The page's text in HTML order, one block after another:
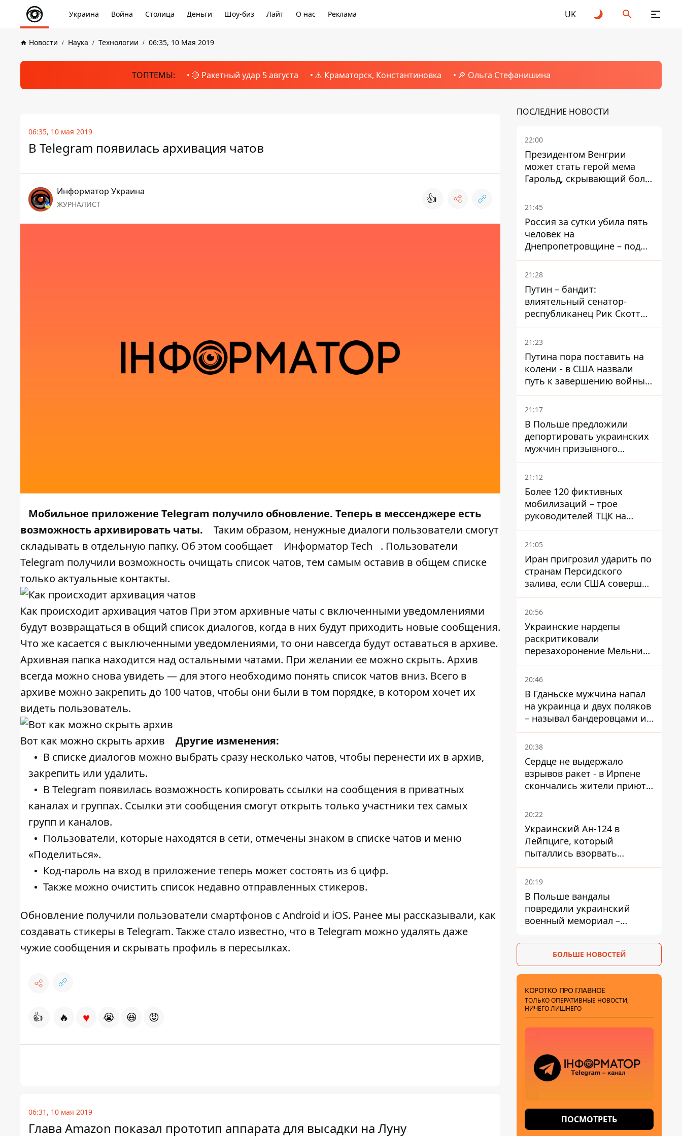
Украина Война Столица Деньги Шоу-биз Лайт О нас Реклама UK
Новости Наука Технологии 06:35, 10 Мая 2019
ТОПТЕМЫ: 🔴 Ракетный удар 5 августа ⚠️ Краматорск, Константиновка 🔎 Ольга Стефанишина
06:35, 10 мая 2019
В Telegram появилась архивация чатов
Информатор Украина
ЖУРНАЛИСТ 👍
Мобильное приложение Telegram получило обновление. Теперь в мессенджере есть
возможность архивировать чаты.
Таким образом, ненужные диалоги пользователи смогут
складывать в отдельную папку. Об этом сообщает
Информатор Tech
. Пользователи
Telegram получили возможность очищать список чатов, тем самым оставив в общем списке
только актуальные контакты.
Как происходит архивация чатов При этом архивные чаты с включенными уведомлениями
будут возвращаться в общий список диалогов, когда в них будут приходить новые сообщения.
Что же касается с выключенными уведомлениями, то они навсегда будут оставаться в архиве.
Архивная папка находится над остальными чатами. При желании ее можно скрыть. Архив
всегда можно снова увидеть — для этого необходимо понять список чатов вниз. Всего в
архиве можно закрепить до 100 чатов, чтобы они были в том порядке, в котором хочет их
видеть пользователь.
Вот как можно скрыть архив
Другие изменения:
В списке диалогов можно выбрать сразу несколько чатов, чтобы перенести их в архив,
закрепить или удалить.
В Telegram появилась возможность копировать ссылки на сообщения в приватных
каналах и группах. Ссылки эти сообщения смогут открыть только участники тех самых
групп и каналов.
Пользователи, которые находятся в сети, отмечены знаком в списке чатов и меню
«Поделиться».
Код-пароль на вход в приложение теперь может состоять из 6 цифр.
Также можно очистить список недавно отправленных стикеров.
Обновление получили пользователи смартфонов с Android и iOS. Ранее мы рассказывали, как
создавать стикеры в Telegram. Также стало известно, что в Telegram можно удалять даже
чужие сообщения и скрывать профиль в пересылках.
👍 🔥 ♥ 😭 😆 😡
06:31, 10 мая 2019
Глава Amazon показал прототип аппарата для высадки на Луну
ПОСЛЕДНИЕ НОВОСТИ
22:00
Президентом Венгрии
может стать герой мема
Гарольд, скрывающий боль
– он возглавил народное
голосование
21:45
Россия за сутки убила пять
человек на
Днепропетровщине – под
ударами оказались пять
районов области
21:28
Путин – бандит:
влиятельный сенатор-
республиканец Рик Скотт
призвал Конгресс привлечь
РФ к ответственности за
21:23
Путина пора поставить на
колени - в США назвали
путь к завершению войны -
National Security Journal
21:17
В Польше предложили
депортировать украинских
мужчин призывного
возраста - кого это может
затронуть
21:12
Более 120 фиктивных
мобилизаций – трое
руководителей ТЦК на
Волыни и Буковине
получили подозрения за
21:05
Иран пригрозил ударить по
странам Персидского
залива, если США совершат
хотя бы одну атаку - Reuters
20:56
Украинские нардепы
раскритиковали
перезахоронение Мельника
из-за риска
дипломатической изоляции
20:46
В Гданьске мужчина напал
на украинца и двух поляков
– называл бандеровцами и
вел себя агрессивно
20:38
Сердце не выдержало
взрывов ракет - в Ирпене
скончались жители приюта
для собак с инвалидностью
20:22
Украинский Ан-124 в
Лейпциге, который
пыталлись взорвать
дроном, был загружен
боеприпасами
20:19
В Польше вандалы
повредили украинский
военный мемориал –
БОЛЬШЕ НОВОСТЕЙ
КОРОТКО ПРО ГЛАВНОЕ
ТОЛЬКО ОПЕРАТИВНЫЕ НОВОСТИ,
НИЧЕГО ЛИШНЕГО
ПОСМОТРЕТЬ